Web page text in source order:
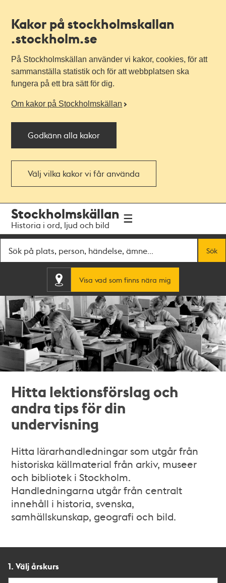
Kakor på stockholmskallan
.stockholm.se
På Stockholmskällan använder vi kakor, cookies, för att
sammanställa statistik och för att webbplatsen ska
fungera på ett bra sätt för dig.
Om kakor på Stockholmskällan
Godkänn alla kakor
Välj vilka kakor vi får använda
navigationen
huvudinnehållet
Stockholmskällan
Historia i ord, ljud och bild
Sök
Visa vad som finns nära mig
Hitta lektionsförslag och
andra tips för din
undervisning
Hitta lärarhandledningar som utgår från
historiska källmaterial från arkiv, museer
och bibliotek i Stockholm.
Handledningarna utgår från centralt
innehåll i historia, svenska,
samhällskunskap, geografi och bild.